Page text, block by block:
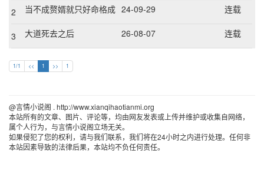
2
当不成赘婿就只好命格成
圣
24-09-29 连载
3 大道死去之后 26-08-07 连载
1/1 << 1 >> 1
@言情小说阁 . http://www.xianqihaotianmi.org
本站所有的文章、图片、评论等，均由网友发表或上传并维护或收集自网络，
属个人行为，与言情小说阁立场无关。
如果侵犯了您的权利，请与我们联系，我们将在24小时之内进行处理。任何非
本站因素导致的法律后果，本站均不负任何责任。